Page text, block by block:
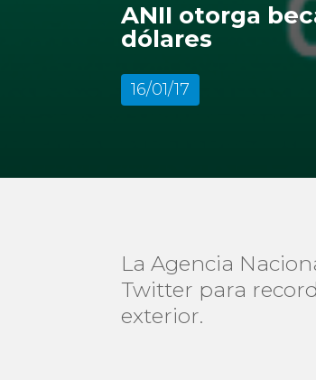
ANII otorga
dólares
16/01/17
La Agencia
Twitter para
exterior.